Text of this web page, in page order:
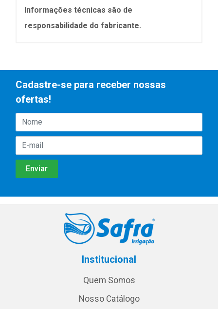
Informações técnicas são de
responsabilidade do fabricante.
Cadastre-se para receber nossas
ofertas!
Institucional
Quem Somos
Nosso Catálogo